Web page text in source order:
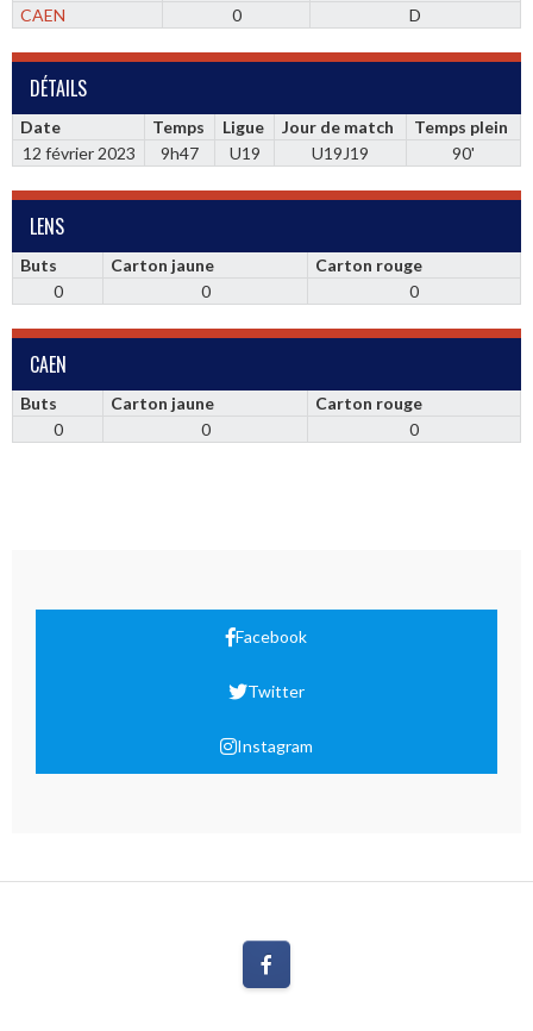
CAEN
0 D
DÉTAILS
Date Temps Ligue Jour de match
Temps plein
12 février 2023
9h47 U19 U19J19 90'
LENS
Buts Carton jaune
Carton rouge
0
0 0
CAEN
Buts Carton jaune
Carton rouge
0
0 0
Facebook
Twitter
Instagram